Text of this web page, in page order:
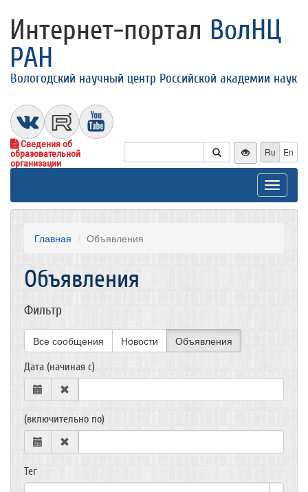
Интернет-портал ВолНЦ
РАН
Вологодский научный центр Российской академии наук
Сведения об
образовательной
организации
Ru En
Toggle
Главная Объявления
Объявления
Фильтр
Все сообщения Новости Объявления
Дата (начиная с)
(включительно по)
Тег